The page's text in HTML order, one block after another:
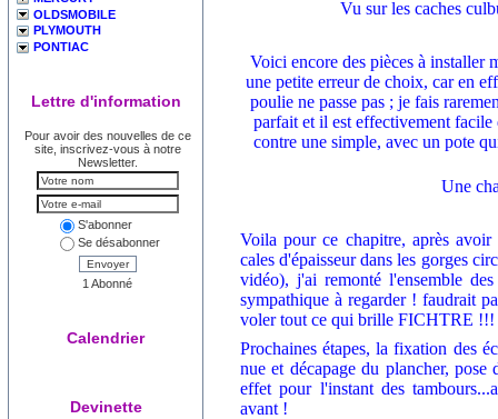
OLDSMOBILE
PLYMOUTH
PONTIAC
Lettre d'information
Pour avoir des nouvelles de ce
site, inscrivez-vous à notre
Newsletter.
S'abonner
Se désabonner
Envoyer
1 Abonné
Calendrier
Devinette
Vu sur les caches
Voici encore des pièces à installer
une petite erreur de choix, car en
poulie ne passe pas ; je fais
parfait et il est effectivement facile
contre une simple, avec un pote
Une
Voila pour ce chapitre, après
cales d'épaisseur dans les gorges
vidéo), j'ai remonté l'ensemble
sympathique à regarder ! faudrait
voler tout ce qui brille FICHTRE !!!
Prochaines étapes, la fixation des
nue et décapage du plancher,
effet pour l'instant des
avant !